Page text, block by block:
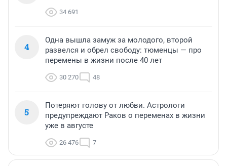
34 691
4
Одна вышла замуж за молодого, второй
развелся и обрел свободу: тюменцы — про
перемены в жизни после 40 лет
30 270 48
5
Потеряют голову от любви. Астрологи
предупреждают Раков о переменах в жизни
уже в августе
26 476 7